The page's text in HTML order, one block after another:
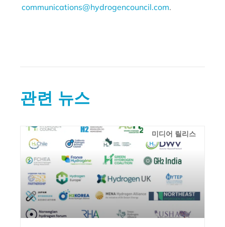
communications@hydrogencouncil.com.
관련 뉴스
미디어 릴리스